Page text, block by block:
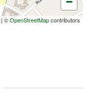
| ©OpenStreetMapcontributors